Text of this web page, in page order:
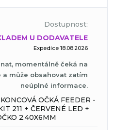
Dostupnost:
U DODAVATELE
Expedice 18.08.2026
momentálně čeká na
může obsahovat zatím
neúplné informace.
OČKÁ FEEDER -
211 + ČERVENÉ LED +
2.40X6MM